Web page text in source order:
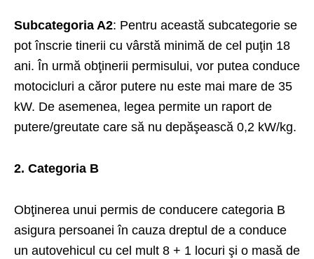
Subcategoria A2: Pentru această subcategorie se
pot înscrie tinerii cu vârstă minimă de cel puţin 18
ani. În urmă obţinerii permisului, vor putea conduce
motocicluri a căror putere nu este mai mare de 35
kW. De asemenea, legea permite un raport de
putere/greutate care să nu depăşească 0,2 kW/kg.
2. Categoria B
Obţinerea unui permis de conducere categoria B
asigura persoanei în cauza dreptul de a conduce
un autovehicul cu cel mult 8 + 1 locuri şi o masă de